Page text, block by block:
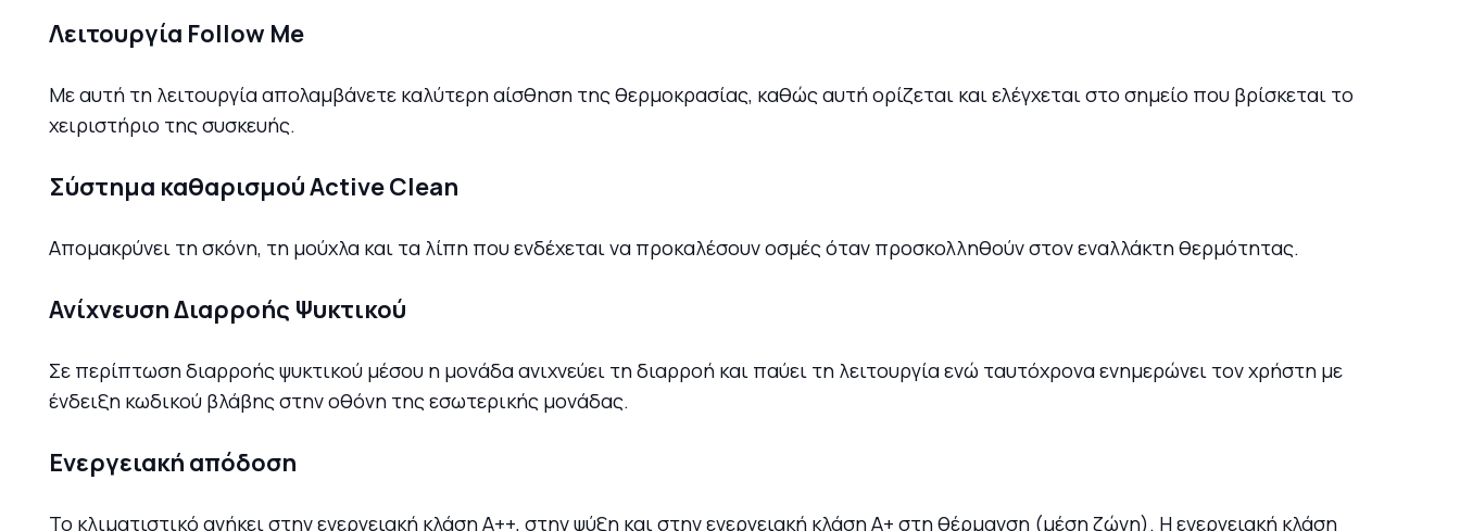
Λειτουργία Follow Me
Με αυτή τη λειτουργία απολαμβάνετε καλύτερη αίσθηση της θερμοκρασίας, καθώς αυτή ορίζεται και ελέγχεται στο σημείο που βρίσκεται το
χειριστήριο της συσκευής.
Σύστημα καθαρισμού Active Clean
Απομακρύνει τη σκόνη, τη μούχλα και τα λίπη που ενδέχεται να προκαλέσουν οσμές όταν προσκολληθούν στον εναλλάκτη θερμότητας.
Ανίχνευση Διαρροής Ψυκτικού
Σε περίπτωση διαρροής ψυκτικού μέσου η μονάδα ανιχνεύει τη διαρροή και παύει τη λειτουργία ενώ ταυτόχρονα ενημερώνει τον χρήστη με
ένδειξη κωδικού βλάβης στην οθόνη της εσωτερικής μονάδας.
Ενεργειακή απόδοση
Το κλιματιστικό ανήκει στην ενεργειακή κλάση A++, στην ψύξη και στην ενεργειακή κλάση A+ στη θέρμανση (μέση ζώνη). Η ενεργειακή κλάση